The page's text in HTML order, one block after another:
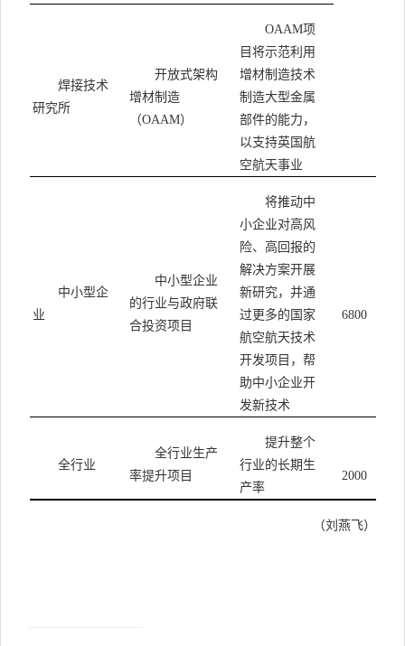
焊接技术
研究所
开放式架构
增材制造
（OAAM）
OAAM项
目将示范利用
增材制造技术
制造大型金属
部件的能力，
以支持英国航
空航天事业
中小型企
业
中小型企业
的行业与政府联
合投资项目
将推动中
小企业对高风
险、高回报的
解决方案开展
新研究，并通
过更多的国家
航空航天技术
开发项目，帮
助中小企业开
发新技术
6800
全行业
全行业生产
率提升项目
提升整个
行业的长期生
产率
2000
（刘燕飞）